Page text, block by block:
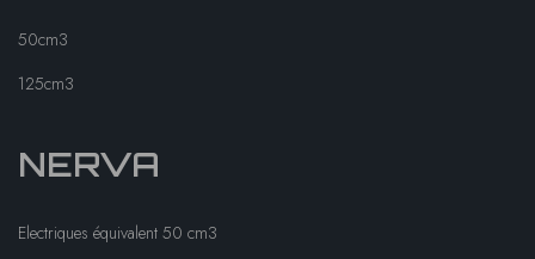
50cm3
125cm3
NERVA
Electriques équivalent 50 cm3